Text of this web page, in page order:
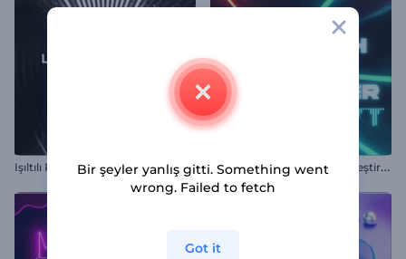
I
şıltılı Ritimler Müzik Görselleştirici N
eon Tünel Kablolu Görselleştirici
Bir şeyler yanlış gitti. Something went
wrong. Failed to fetch
Got it